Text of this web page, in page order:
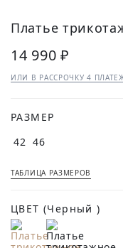
Платье
14 990 ₽
ИЛИ В РАССРОЧКУ 4
РАЗМЕР
42 46
ТАБЛИЦА РАЗМЕРОВ
ЦВЕТ (Черный )